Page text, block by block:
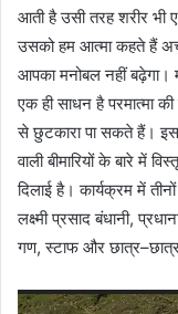
आती है उसी तरह शरीर
उसको हम आत्मा कहते हैं
आपका मनोबल नहीं बढ़ेगा।
एक ही साधन है परमात्मा
से छुटकारा पा सकते हैं। इस
वाली बीमारियों के बारे में
दिलाई है। कार्यक्रम में
लक्ष्मी प्रसाद बंधानी,
गण, स्टाफ और
Video